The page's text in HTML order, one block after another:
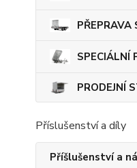
PŘEPRAVA
SPECIÁLNÍ
PRODEJNÍ
Příslušenství a díly
Příšlušenství a